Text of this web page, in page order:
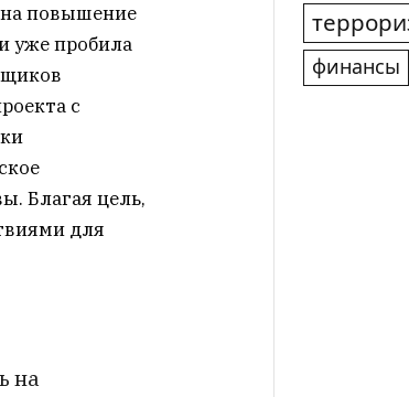
повышение
уже пробила
с
Благая цель,
для
на
финансы